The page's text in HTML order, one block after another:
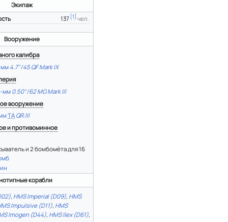
Экипаж
137 1 чел.
Вооружение
калибра
мм4.7"/45 QF Mark IX
мм 0.50"/62 MG Mark III
вооружение
ТА QR.III
и противоминное
и 2 бомбомёта для 16
корабли
, HMS Imperial (D09), HMS
Impulsive (D11), HMS
Imogen (D44), HMS Ilex (D61),